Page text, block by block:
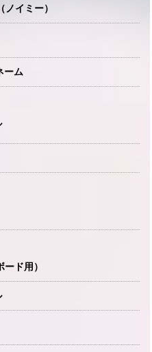
イミー）
ーム
ド用）